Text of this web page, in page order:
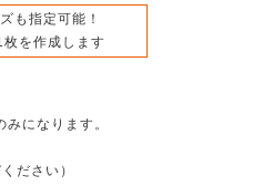
も指定可能！
枚を作成します
になります。
ださい）